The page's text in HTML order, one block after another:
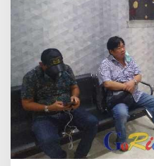
a
i
M
a
k
u
i
t